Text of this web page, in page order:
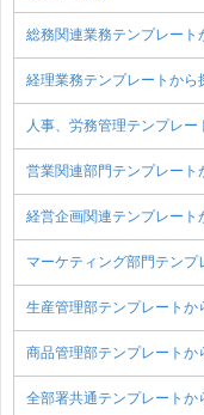
総務関連業務テンプレート
経理業務テンプレートから
人事、労務管理テンプレー
営業関連部門テンプレート
経営企画関連テンプレート
マーケティング部門テンプ
生産管理部テンプレートか
商品管理部テンプレートか
全部署共通テンプレートか